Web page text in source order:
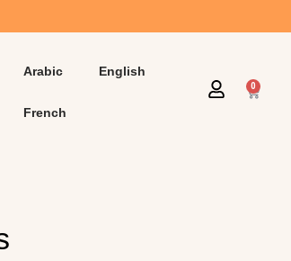
Arabic English
French
0